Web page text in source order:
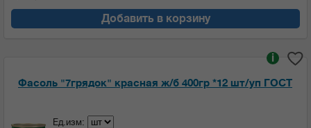
Добавить в корзину
Фасоль "7грядок" красная ж/б 400гр *12 шт/уп ГОСТ
i
Ед.изм: